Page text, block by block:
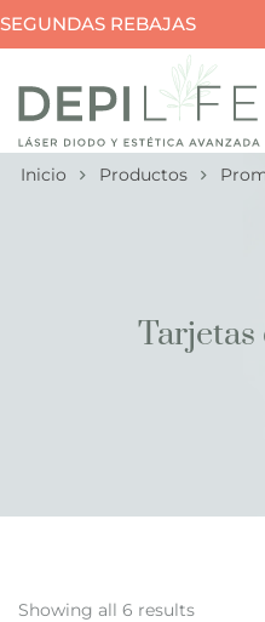
SEGUNDAS REBAJAS
Inicio Productos
Tarjetas
Showing all 6 results